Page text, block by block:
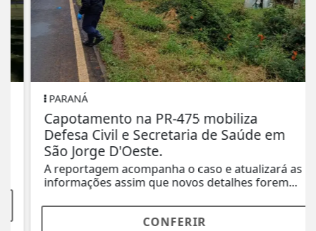
PARANÁ
Capotamento na PR-475 mobiliza
Defesa Civil e Secretaria de Saúde em
São Jorge D'Oeste.
A reportagem acompanha o caso e atualizará as
informações assim que novos detalhes forem...
CONFERIR